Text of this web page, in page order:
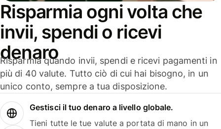
Risparmia ogni volta che
invii, spendi o ricevi
denaro
Risparmia quando invii, spendi e ricevi pagamenti in
più di 40 valute. Tutto ciò di cui hai bisogno, in un
unico conto, sempre a tua disposizione.
Gestisci il tuo denaro a livello globale.
Tieni tutte le tue valute a portata di mano in un